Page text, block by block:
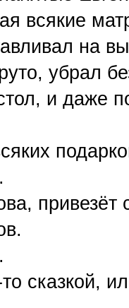
всякие
на
убрал
и даже
привезёт
сказкой,